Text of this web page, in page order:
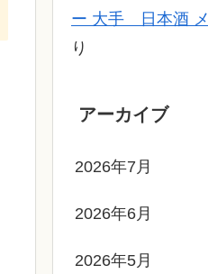
ー 大手 日本酒
り
アーカイブ
2026年7月
2026年6月
2026年5月